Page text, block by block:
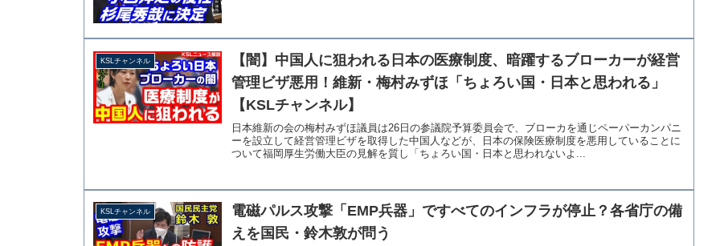
KSLチャンネル
【闇】中国人に狙われる日本の医療制度、暗躍するブローカーが経営
管理ビザ悪用！維新・梅村みずほ「ちょろい国・日本と思われる」
【KSLチャンネル】
日本維新の会の梅村みずほ議員は26日の参議院予算委員会で、ブローカを通じペーパーカンパニ
ーを設立して経営管理ビザを取得した中国人などが、日本の保険医療制度を悪用していることに
ついて福岡厚生労働大臣の見解を質し「ちょろい国・日本と思われないよ...
KSLチャンネル
電磁パルス攻撃「EMP兵器」ですべてのインフラが停止？各省庁の備
えを国民・鈴木敦が問う